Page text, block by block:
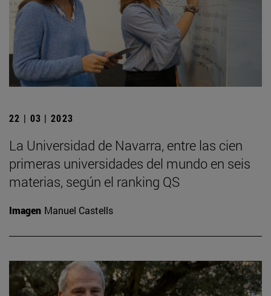
22 | 03 | 2023
La Universidad de Navarra, entre las cien
primeras universidades del mundo en seis
materias, según el ranking QS
Imagen Manuel Castells